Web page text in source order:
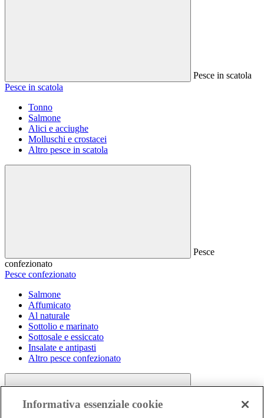
Pesce in scatola
Pesce in scatola
Tonno
Salmone
Alici e acciughe
Molluschi e crostacei
Altro pesce in scatola
Pesce
confezionato
Pesce confezionato
Salmone
Affumicato
Al naturale
Sottolio e marinato
Sottosale e essiccato
Insalate e antipasti
Altro pesce confezionato
Informativa essenziale cookie